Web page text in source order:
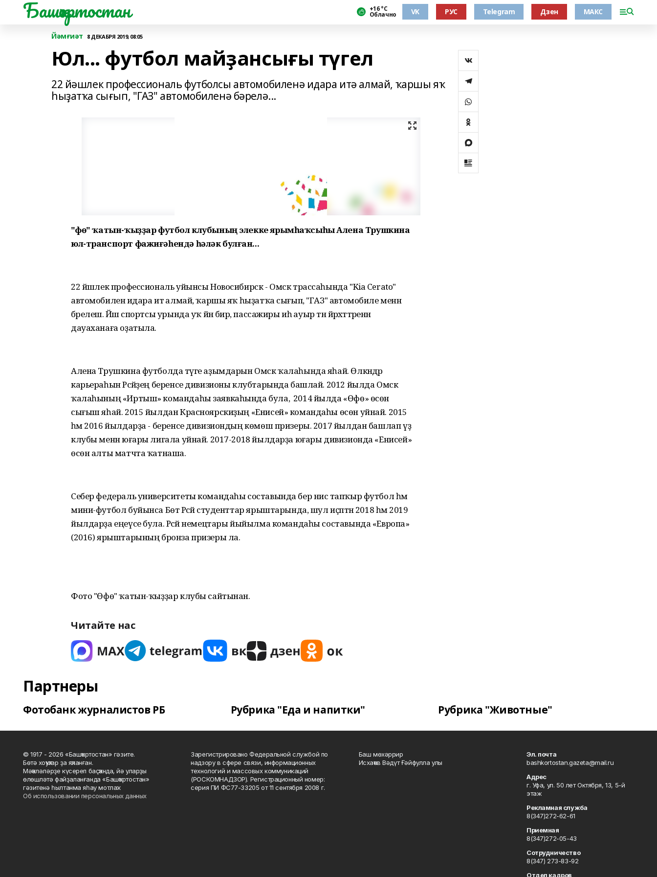
Башҡортостан +16 °С
Облачно VK РУС Telegram Дзен МАКС
Йәмғиәт 8 ДЕКАБРЯ 2019, 08:05
Юл... футбол майҙансығы түгел
22 йәшлек профессиональ футболсы автомобиленә идара итә алмай, ҡаршы яҡ
һыҙатҡа сығып, "ГАЗ" автомобиленә бәрелә...
"Өфө" ҡатын-ҡыҙҙар футбол клубының элекке ярымһаҡсыһы Алена Трушкина
юл-транспорт фажиғәһендә һәләк булған...
22 йәшлек профессиональ уйынсы Новосибирск - Омск трассаһында "Kia Cerato"
автомобиленә идара итә алмай, ҡаршы яҡ һыҙатҡа сығып, "ГАЗ" автомобиле менән
бәрелешә. Йәш спортсы урында уҡ йән бирә, пассажиры иһә ауыр тән йәрәхәттәренән
дауаханаға оҙатыла.
Алена Трушкина футболда тәүге аҙымдарын Омск ҡалаһында яһай. Өлкәндәр
карьераһын Рәсәйҙең беренсе дивизионы клубтарында башлай. 2012 йылда Омск
ҡалаһының «Иртыш» командаһы заявкаһында була, ә 2014 йылда «Өфө» өсөн
сығыш яһай. 2015 йылдан Красноярскиҙың «Енисей» командаһы өсөн уйнай. 2015
һәм 2016 йылдарҙа - беренсе дивизиондың көмөш призеры. 2017 йылдан башлап үҙ
клубы менән юғары лигала уйнай. 2017-2018 йылдарҙа юғары дивизионда «Енисей»
өсөн алты матчта ҡатнаша.
Себер федераль университеты командаһы составында бер нисә тапҡыр футбол һәм
мини-футбол буйынса Бөтә Рәсәй студенттар ярыштарында, шул иҫәптән 2018 һәм 2019
йылдарҙа еңеүсе була. Рәсәй немецтары йыйылма командаһы составында «Европа»
(2016) ярыштарының бронза призеры ла.
Фото "Өфө" ҡатын-ҡыҙҙар клубы сайтынан.
Читайте нас
Партнеры
Фотобанк журналистов РБ Рубрика "Еда и напитки" Рубрика "Животные"
© 1917 - 2026 «Башҡортостан» гәзите.
Бөтә хоҡуҡтар ҙа яҡланған.
Мәҡәләләрҙе күсереп баҫҡанда, йә уларҙы
өлөшләтә файҙаланғанда «Башҡортостан»
гәзитенә һылтанма яһау мотлаҡ.
Об использовании персональных данных
Зарегистрировано Федеральной службой по
надзору в сфере связи, информационных
технологий и массовых коммуникаций
(РОСКОМНАДЗОР). Регистрационный номер:
серия ПИ ФС77-33205 от 11 сентября 2008 г.
Баш мөхәррир
Исхаҡов Вәдүт Ғәйфулла улы
Эл. почта
bashkortostan.gazeta@mail.ru
Адрес
г. Уфа, ул. 50 лет Октября, 13, 5-й
этаж
Рекламная служба
8(347)272-62-61
Приемная
8(347)272-05-43
Сотрудничество
8(347) 273-83-92
Отдел кадров